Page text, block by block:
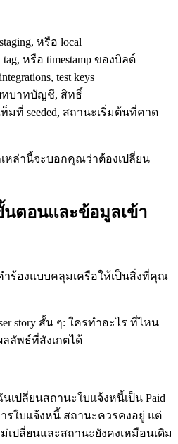
หรือ local
หรือ timestamp ของบิลด์
test keys
ทบาทบัญชี, สิทธิ์
ท็มที่ seeded, สถานะเริ่มต้นที่คาด
หล่านี้จะบอกคุณว่าต้องเปลี่ยน
นตอนและข้อมูลเข้า
ร้องแบบคลุมเครือให้เป็นสิ่งที่คุณ
story สั้น ๆ: ใครทำอะไร ที่ไหน
ลัพธ์ที่สังเกตได้
นเปลี่ยนสถานะใบแจ้งหนี้เป็น Paid
รใบแจ้งหนี้ สถานะควรคงอยู่ แต่
เปลี่ยนและสถานะยังคงเหมือนเดิม